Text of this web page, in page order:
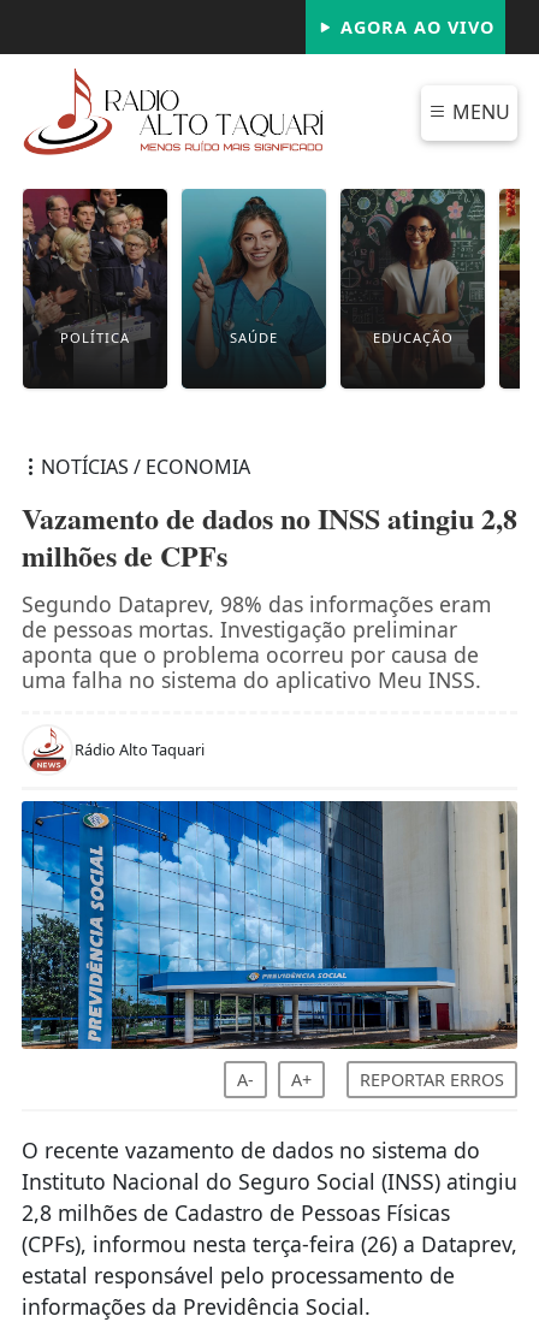
AGORA AO VIVO
MENU
POLÍTICA SAÚDE EDUCAÇÃO
NOTÍCIAS / ECONOMIA
Vazamento de dados no INSS atingiu 2,8
milhões de CPFs
Segundo Dataprev, 98% das informações eram
de pessoas mortas. Investigação preliminar
aponta que o problema ocorreu por causa de
uma falha no sistema do aplicativo Meu INSS.
Rádio Alto Taquari
A- A+ REPORTAR ERROS
O recente vazamento de dados no sistema do
Instituto Nacional do Seguro Social (INSS) atingiu
2,8 milhões de Cadastro de Pessoas Físicas
(CPFs), informou nesta terça-feira (26) a Dataprev,
estatal responsável pelo processamento de
informações da Previdência Social.